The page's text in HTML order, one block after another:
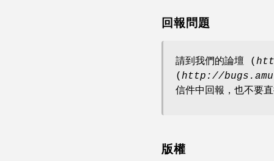
回報問題
請到我們的論壇 (
( http://
信件中回報，也不要
版權